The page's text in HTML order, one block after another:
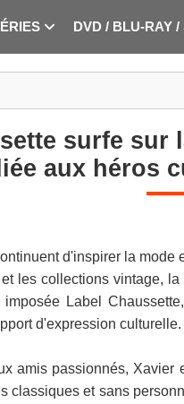
DVD / BLU-RAY /
surfe sur
aux héros
d'inspirer la
les collections vintage,
Label
d'expression culturelle.
amis passionnés,
classiques et sans